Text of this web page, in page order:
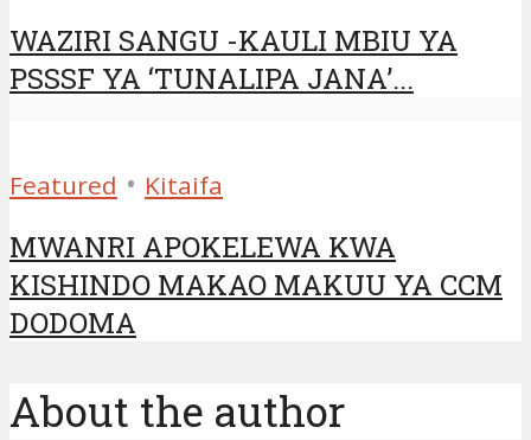
WAZIRI SANGU -KAULI MBIU YA
PSSSF YA ‘TUNALIPA JANA’...
Featured • Kitaifa
MWANRI APOKELEWA KWA
KISHINDO MAKAO MAKUU YA CCM
DODOMA
About the author